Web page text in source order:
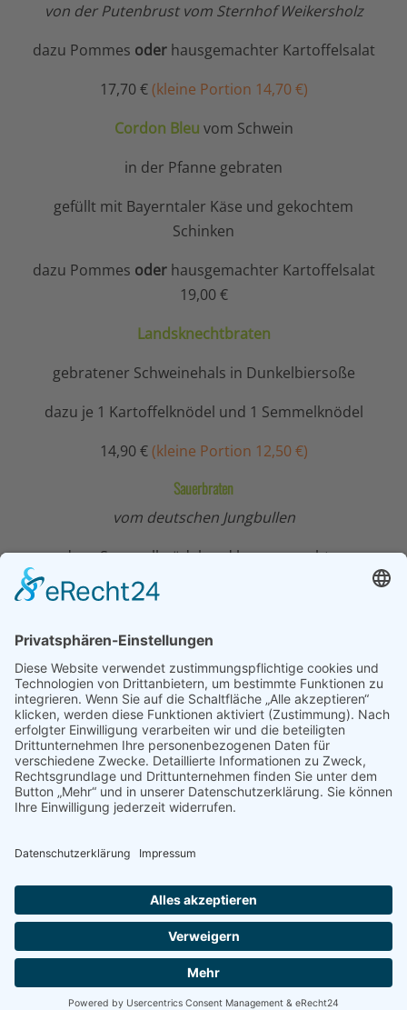
von der Putenbrust vom Sternhof Weikersholz
dazu Pommes oderhausgemachter Kartoffelsalat
17,70 €(kleine Portion 14,70 €)
Cordon Bleu vom Schwein
in der Pfanne gebraten
gefüllt mit Bayerntaler Käse und gekochtem
Schinken
dazu Pommes oderhausgemachter Kartoffelsalat
19,00 €
Landsknechtbraten
gebratener Schweinehals in Dunkelbiersoße
dazu je 1 Kartoffelknödel und 1 Semmelknödel
14,90 €(kleine Portion 12,50 €)
Sauerbraten
vom deutschen Jungbullen
dazu Semmelknödel und hausgemachtes
Gewürzblaukraut
Currywurst
mit einer würzigen Soße dazu Pommes 9,90
Alle Preise sind in Euro inklusive MwSt. und
Datenschutz
© Wirtshaus zum Blauen Angler 2026, Template by
Joomlaplates